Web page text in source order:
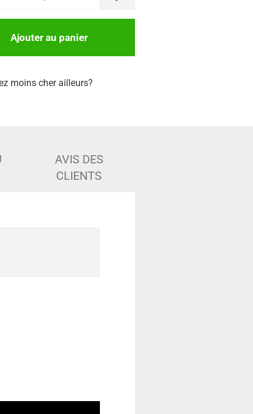
Ajouter au panier
moins cher ailleurs?
AVIS DES
CLIENTS